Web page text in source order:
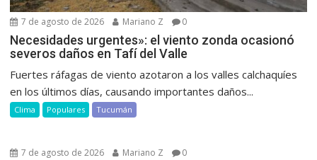
7 de agosto de 2026 Mariano Z 0
Necesidades urgentes»: el viento zonda ocasionó
severos daños en Tafí del Valle
Fuertes ráfagas de viento azotaron a los valles calchaquíes
en los últimos días, causando importantes daños...
Clima Populares Tucumán
7 de agosto de 2026 Mariano Z 0